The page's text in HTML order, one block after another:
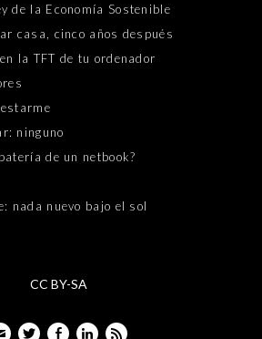
de la Economía Sostenible
casa, cinco años después
la TFT de tu ordenador
ninguno
de un netbook?
nada nuevo bajo el sol
CC BY-SA
EmailTwitterFacebook
LinkedIn
Feed